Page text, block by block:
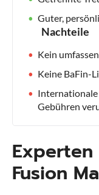
Guter,
Nachteile
Kein
Keine BaFin-
Internationale
Gebühren
Experten
Fusion